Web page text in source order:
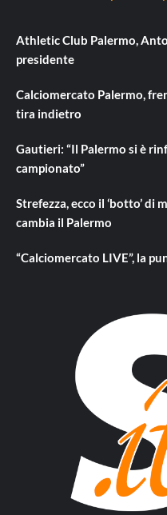
Athletic Club Palermo,
presidente
Calciomercato Palermo,
tira indietro
Gautieri: “Il Palermo si è
campionato”
Strefezza, ecco il ‘botto’ di
cambia il Palermo
“Calciomercato LIVE”, la